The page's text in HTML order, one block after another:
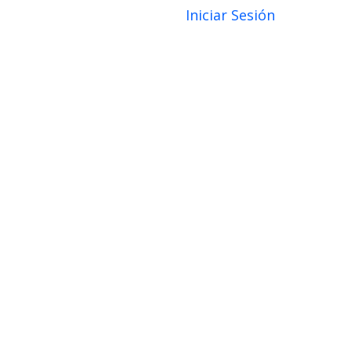
Iniciar Sesión